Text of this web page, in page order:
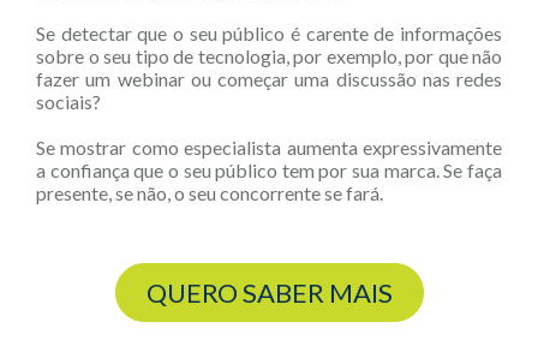
Se detectar que o seu público é carente de informações
sobre o seu tipo de tecnologia, por exemplo, por que não
fazer um webinar ou começar uma discussão nas redes
sociais?
Se mostrar como especialista aumenta expressivamente
a confiança que o seu público tem por sua marca. Se faça
presente, se não, o seu concorrente se fará.
QUERO SABER MAIS